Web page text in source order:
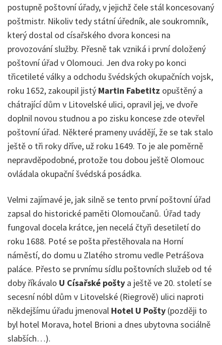
postupně poštovní úřady, v jejichž čele stál koncesovaný
poštmistr. Nikoliv tedy státní úředník, ale soukromník,
který dostal od císařského dvora koncesi na
provozování služby. Přesně tak vzniká i první doložený
poštovní úřad v Olomouci. Jen dva roky po konci
třicetileté války a odchodu švédských okupačních vojsk,
roku 1652, zakoupil jistý Martin Fabetitz opuštěný a
chátrající dům v Litovelské ulici, opravil jej, ve dvoře
doplnil novou studnou a po zisku koncese zde otevřel
poštovní úřad. Některé prameny uvádějí, že se tak stalo
ještě o tři roky dříve, už roku 1649. To je ale poměrně
nepravděpodobné, protože tou dobou ještě Olomouc
ovládala okupační švédská posádka.
Velmi zajímavé je, jak silně se tento první poštovní úřad
zapsal do historické paměti Olomoučanů. Úřad tady
fungoval docela krátce, jen necelá čtyři desetiletí do
roku 1688. Poté se pošta přestěhovala na Horní
náměstí, do domu u Zlatého stromu vedle Petrášova
paláce. Přesto se prvnímu sídlu poštovních služeb od té
doby říkávalo U Císařské pošty a ještě ve 20. století se
secesní nóbl dům v Litovelské (Riegrově) ulici naproti
někdejšímu úřadu jmenoval Hotel U Pošty (později to
byl hotel Morava, hotel Brioni a dnes ubytovna sociálně
slabších…).